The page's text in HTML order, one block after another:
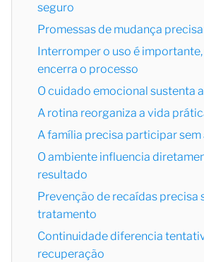
seguro
Promessas de mudança
Interromper o uso é importante,
encerra o processo
O cuidado emocional sustenta
A rotina reorganiza a vida
A família precisa participar sem
O ambiente influencia
resultado
Prevenção de recaídas precisa
tratamento
Continuidade diferencia
recuperação